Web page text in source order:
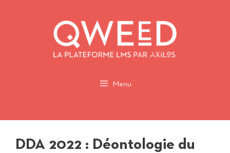
Menu
DDA 2022 : Déontologie du